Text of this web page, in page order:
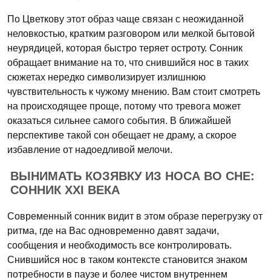
По Цветкову этот образ чаще связан с неожиданной
неловкостью, кратким разговором или мелкой бытовой
неурядицей, которая быстро теряет остроту. Сонник
обращает внимание на то, что снившийся нос в таких
сюжетах нередко символизирует излишнюю
чувствительность к чужому мнению. Вам стоит смотреть
на происходящее проще, потому что тревога может
оказаться сильнее самого события. В ближайшей
перспективе такой сон обещает не драму, а скорое
избавление от надоедливой мелочи.
ВЫНИМАТЬ КОЗЯВКУ ИЗ НОСА ВО СНЕ:
СОННИК XXI ВЕКА
Современный сонник видит в этом образе перегрузку от
ритма, где на Вас одновременно давят задачи,
сообщения и необходимость все контролировать.
Снившийся нос в таком контексте становится знаком
потребности в паузе и более чистом внутреннем